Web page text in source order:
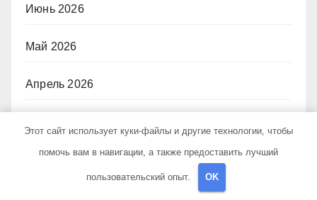
Июнь 2026
Май 2026
Апрель 2026
Февраль 2026
Этот сайт использует куки-файлы и другие технологии, чтобы
помочь вам в навигации, а также предоставить лучший
пользовательский опыт. OK